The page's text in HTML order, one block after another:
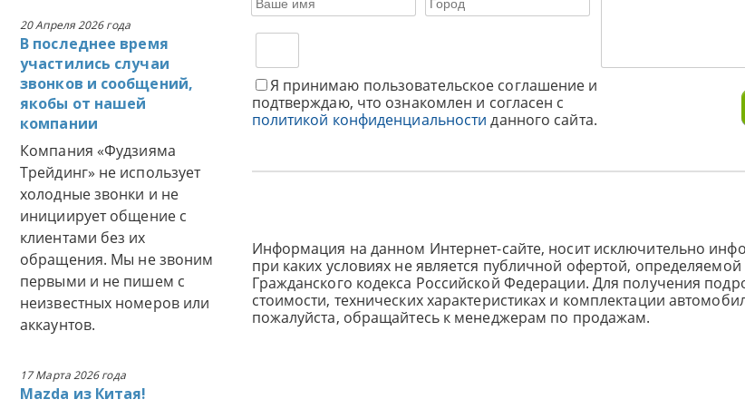
20 Апреля 2026 года
В последнее время
участились случаи
звонков и сообщений,
якобы от нашей
компании
Компания «Фудзияма
Трейдинг» не использует
холодные звонки и не
инициирует общение с
клиентами без их
обращения. Мы не звоним
первыми и не пишем с
неизвестных номеров или
аккаунтов.
17 Марта 2026 года
Mazda из Китая!
Я принимаю пользовательское соглашение и
подтверждаю, что ознакомлен и согласен с
политикой конфиденциальности данного сайта.
Информация на данном Интернет-сайте, носит исключительно
при каких условиях не является публичной офертой,
Гражданского кодекса Российской Федерации. Для получения
стоимости, технических характеристиках и комплектации
пожалуйста, обращайтесь к менеджерам по продажам.